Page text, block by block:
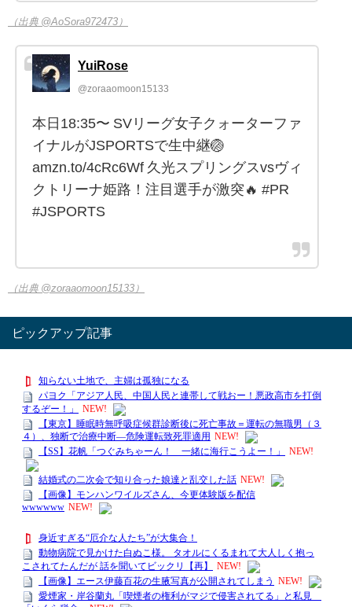
（出典 @AoSora972473）
YuiRose
@zoraaomoon15133
本日18:35〜 SVリーグ女子クォーターファ
イナルがJSPORTSで生中継🏐
amzn.to/4cRc6Wf 久光スプリングスvsヴィ
クトリーナ姫路！注目選手が激突🔥 #PR
#JSPORTS
（出典 @zoraaomoon15133）
ピックアップ記事